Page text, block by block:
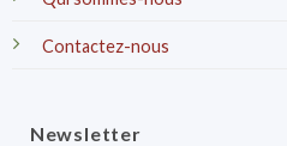
Contactez-nous
Newsletter